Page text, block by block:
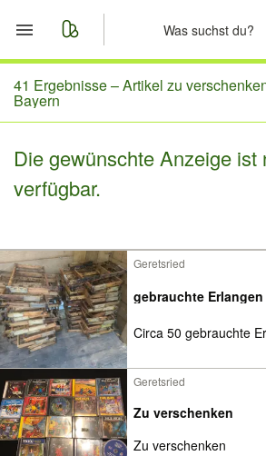
Start
Merkliste
Nachrichten
41 Ergebnisse –Artikel zu
Bayern
Die gewünschte Anzeige ist
verfügbar.
Geretsried
gebrauchte
Circa 50 gebrauchte
Geretsried
Zu verschenken
Zu verschenken